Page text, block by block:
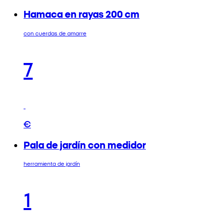
Hamaca en rayas 200 cm
con cuerdas de amarre
7
€
Pala de jardín con medidor
herramienta de jardín
1